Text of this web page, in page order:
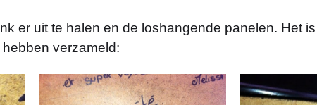
er uit te halen en de loshangende panelen. Het
verzameld: